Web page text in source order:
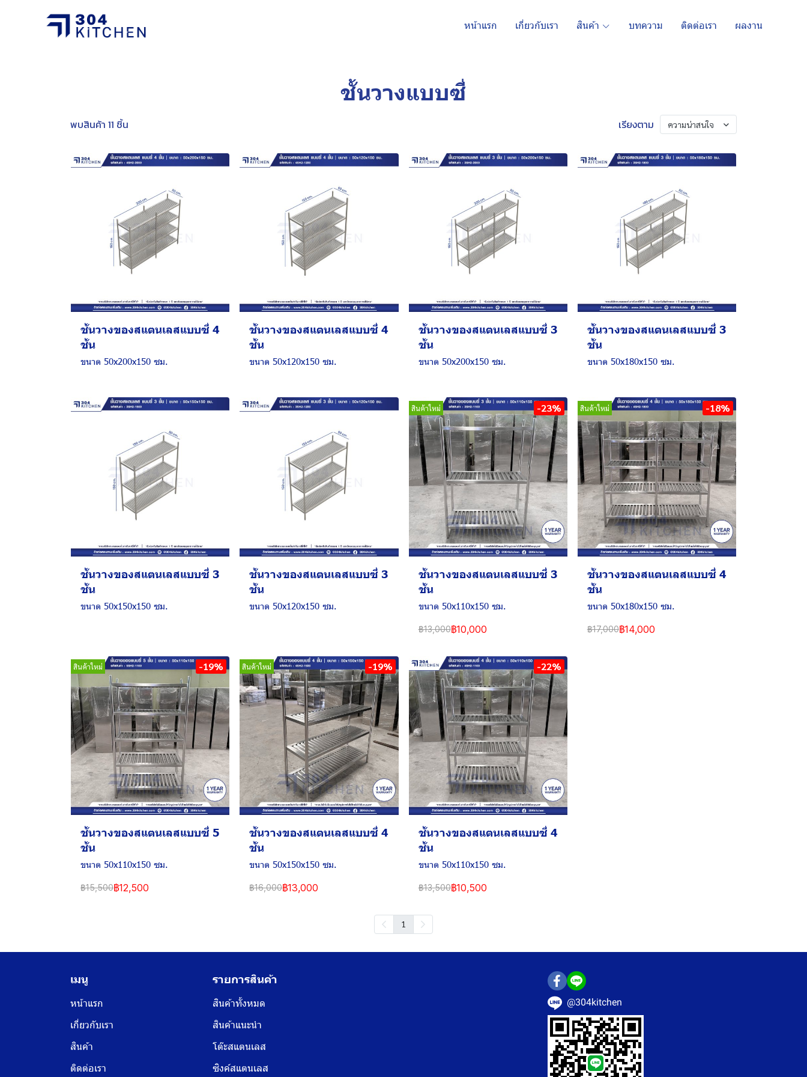
หน้าแรก เกี่ยวกับเรา สินค้า บทความ ติดต่อเรา ผลงาน
ชั้นวางแบบซี่
พบสินค้า 11 ชิ้น เรียงตาม ความน่าสนใจ
ชั้นวางของสแตนเลสแบบซี่ 4
ชั้น
ขนาด 50x200x150 ซม.
ชั้นวางของสแตนเลสแบบซี่ 4
ชั้น
ขนาด 50x120x150 ซม.
ชั้นวางของสแตนเลสแบบซี่ 3
ชั้น
ขนาด 50x200x150 ซม.
ชั้นวางของสแตนเลสแบบซี่ 3
ชั้น
ขนาด 50x180x150 ซม.
ชั้นวางของสแตนเลสแบบซี่ 3
ชั้น
ขนาด 50x150x150 ซม.
ชั้นวางของสแตนเลสแบบซี่ 3
ชั้น
ขนาด 50x120x150 ซม.
สินค้าใหม่ -23%
ชั้นวางของสแตนเลสแบบซี่ 3
ชั้น
ขนาด 50x110x150 ซม.
฿13,000฿10,000
สินค้าใหม่ -18%
ชั้นวางของสแตนเลสแบบซี่ 4
ชั้น
ขนาด 50x180x150 ซม.
฿17,000฿14,000
สินค้าใหม่ -19%
ชั้นวางของสแตนเลสแบบซี่ 5
ชั้น
ขนาด 50x110x150 ซม.
฿15,500฿12,500
สินค้าใหม่ -19%
ชั้นวางของสแตนเลสแบบซี่ 4
ชั้น
ขนาด 50x150x150 ซม.
฿16,000฿13,000
-22%
ชั้นวางของสแตนเลสแบบซี่ 4
ชั้น
ขนาด 50x110x150 ซม.
฿13,500฿10,500
1
เมนู
หน้าแรก
เกี่ยวกับเรา
สินค้า
ติดต่อเรา
รายการสินค้า
สินค้าทั้งหมด
สินค้าแนะนำ
โต๊ะสแตนเลส
ซิงค์สแตนเลส
@304kitchen